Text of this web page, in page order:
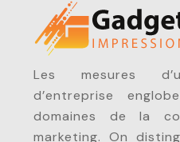
Les mesures
d’entreprise
domaines de la
marketing. On